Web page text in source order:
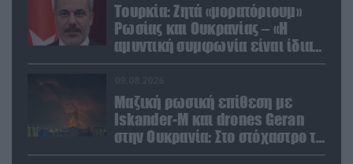
Τουρκία: Ζητά «μορατόριουμ»
Ρωσίας και Ουκρανίας – «Η
αμυντική συμφωνία είναι ίδια
με το άρθρο 5 του ΝΑΤΟ» (upd)
Μαζική ρωσική επίθεση με
Iskander-M και drones Geran
στην Ουκρανία: Στο στόχαστρο το
εργοστάσιο των Flamingo